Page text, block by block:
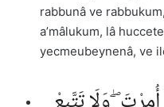
rabbunâ ve
a’mâlukum, lâ
yecmeubeynenâ, ve